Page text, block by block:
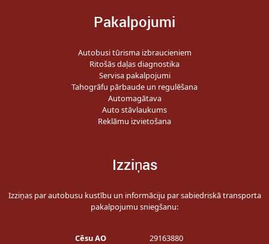
Pakalpojumi
Autobusi tūrisma izbraucieniem
Ritošās daļas diagnostika
Servisa pakalpojumi
Tahogrāfu pārbaude un regulēšana
Automagātava
Auto stāvlaukums
Reklāmu izvietošana
Izziņas
Izziņas par autobusu kustību un informāciju par sabiedriskā transporta
pakalpojumu sniegšanu:
Cēsu AO 29163880